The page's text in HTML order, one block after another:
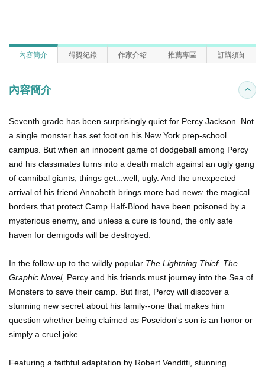
內容簡介 得獎紀錄 作家介紹 推薦專區 訂購須知
內容簡介 收合
Seventh grade has been surprisingly quiet for Percy Jackson. Not
a single monster has set foot on his New York prep-school
campus. But when an innocent game of dodgeball among Percy
and his classmates turns into a death match against an ugly gang
of cannibal giants, things get...well, ugly. And the unexpected
arrival of his friend Annabeth brings more bad news: the magical
borders that protect Camp Half-Blood have been poisoned by a
mysterious enemy, and unless a cure is found, the only safe
haven for demigods will be destroyed.
In the follow-up to the wildly popular The Lightning Thief, The
Graphic Novel, Percy and his friends must journey into the Sea of
Monsters to save their camp. But first, Percy will discover a
stunning new secret about his family--one that makes him
question whether being claimed as Poseidon's son is an honor or
simply a cruel joke.
Featuring a faithful adaptation by Robert Venditti, stunning